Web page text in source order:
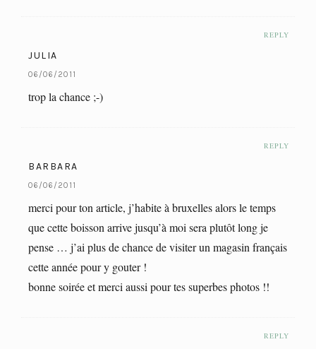
REPLY
JULIA
06/06/2011
trop la chance ;-)
REPLY
BARBARA
06/06/2011
merci pour ton article, j’habite à bruxelles alors le temps
que cette boisson arrive jusqu’à moi sera plutôt long je
pense … j’ai plus de chance de visiter un magasin français
cette année pour y gouter !
bonne soirée et merci aussi pour tes superbes photos !!
REPLY